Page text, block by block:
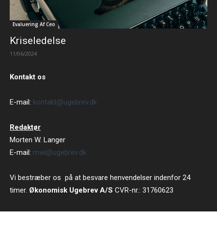
Evaluering Af Ceo
Kriseledelse
11/06/2024
Kontakt os
E-mail: kontakt@ugebrev.dk
Redaktør
Morten W. Langer
E-mail: mwl@ugebrev.dk
Vi bestræber os på at besvare henvendelser indenfor 24
timer. Økonomisk Ugebrev A/S CVR-nr.: 31760623